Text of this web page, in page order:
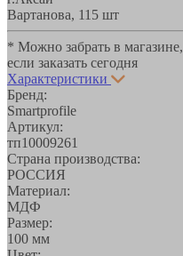
Вартанова, 11 5 шт
* Можно забрать в магазине,
если заказать сегодня
Характеристики
Бренд:
Smartprofile
Артикул:
тп10009261
Страна производства:
РОССИЯ
Материал:
МДФ
Размер:
100 мм